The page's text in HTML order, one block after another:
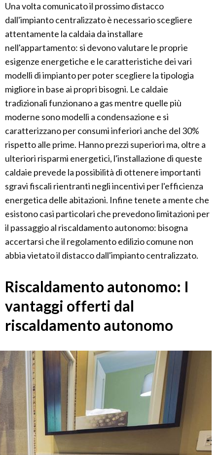
Una volta comunicato il prossimo distacco
dall'impianto centralizzato è necessario scegliere
attentamente la caldaia da installare
nell'appartamento: si devono valutare le proprie
esigenze energetiche e le caratteristiche dei vari
modelli di impianto per poter scegliere la tipologia
migliore in base ai propri bisogni. Le caldaie
tradizionali funzionano a gas mentre quelle più
moderne sono modelli a condensazione e si
caratterizzano per consumi inferiori anche del 30%
rispetto alle prime. Hanno prezzi superiori ma, oltre a
ulteriori risparmi energetici, l'installazione di queste
caldaie prevede la possibilità di ottenere importanti
sgravi fiscali rientranti negli incentivi per l'efficienza
energetica delle abitazioni. Infine tenete a mente che
esistono casi particolari che prevedono limitazioni per
il passaggio al riscaldamento autonomo: bisogna
accertarsi che il regolamento edilizio comune non
abbia vietato il distacco dall'impianto centralizzato.
Riscaldamento autonomo: I
vantaggi offerti dal
riscaldamento autonomo